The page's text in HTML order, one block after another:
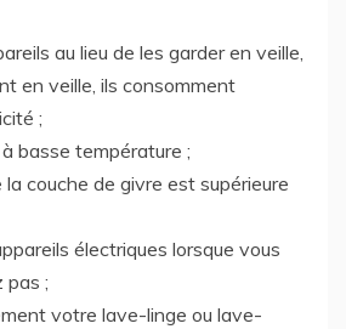
au lieu de les garder en veille,
en veille, ils consomment
;
basse température ;
couche de givre est supérieure
électriques lorsque vous
pas ;
votre lave-linge ou lave-